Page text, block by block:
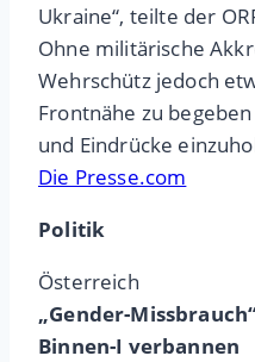
Ukraine“, teilte der
Ohne militärische
Wehrschütz jedoch
Frontnähe zu
und Eindrücke
Die Presse.com
Politik
Österreich
„Gender-
Binnen-I verbannen